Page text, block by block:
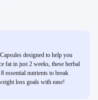
designed to help you
fat in just 2 weeks, these herbal
essential nutrients to break
loss goals with ease!